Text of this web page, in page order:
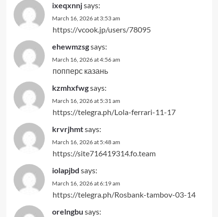
ixeqxnnjsays:
March 16, 2026 at 3:53 am
https://vcook.jp/users/78095
ehewmzsgsays:
March 16, 2026 at 4:56 am
попперс казань
kzmhxfwgsays:
March 16, 2026 at 5:31 am
https://telegra.ph/Lola-ferrari-11-17
krvrjhmtsays:
March 16, 2026 at 5:48 am
https://site716419314.fo.team
iolapjbd says:
March 16, 2026 at 6:19 am
https://telegra.ph/Rosbank-tambov-03-14
orelngbu says: